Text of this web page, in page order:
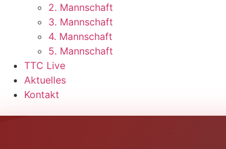
2. Mannschaft
3. Mannschaft
4. Mannschaft
5. Mannschaft
TTC Live
Aktuelles
Kontakt